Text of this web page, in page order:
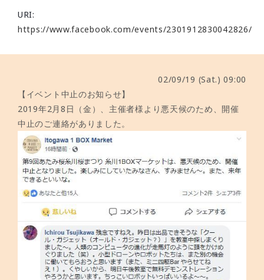
URI:
https://www.facebook.com/events/2301912830042826/
02/09/19 (Sat.) 09:00
【イベント中止のお知らせ】
2019年2月8日（金）、主催者様より悪天候のため、開催
中止のご連絡がありました。